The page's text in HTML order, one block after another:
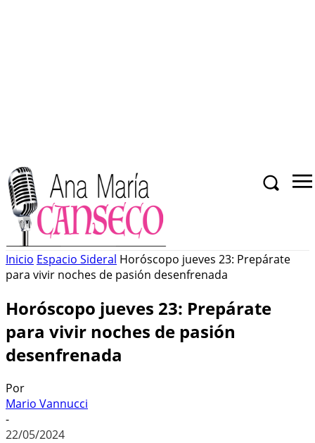
Inicio Espacio Sideral Horóscopo jueves 23: Prepárate
para vivir noches de pasión desenfrenada
Horóscopo jueves 23: Prepárate
para vivir noches de pasión
desenfrenada
Por
Mario Vannucci
-
22/05/2024